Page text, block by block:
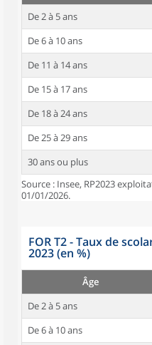
De 2 à 5 ans
De 6 à 10 ans
De 11 à 14 ans
De 15 à 17 ans
De 18 à 24 ans
De 25 à 29 ans
30 ans ou plus
Source : Insee, RP2023
01/01/2026.
FOR T2 - Taux de
2023 (en %)
Âge
De 2 à 5 ans
De 6 à 10 ans